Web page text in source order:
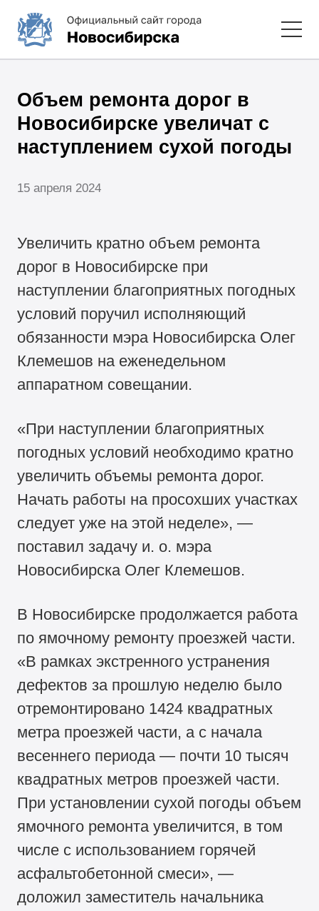
Объем ремонта дорог в
Новосибирске увеличат с
наступлением сухой погоды
15 апреля 2024
Увеличить кратно объем ремонта
дорог в Новосибирске при
наступлении благоприятных погодных
условий поручил исполняющий
обязанности мэра Новосибирска Олег
Клемешов на еженедельном
аппаратном совещании.
«При наступлении благоприятных
погодных условий необходимо кратно
увеличить объемы ремонта дорог.
Начать работы на просохших участках
следует уже на этой неделе», —
поставил задачу и. о. мэра
Новосибирска Олег Клемешов.
В Новосибирске продолжается работа
по ямочному ремонту проезжей части.
«В рамках экстренного устранения
дефектов за прошлую неделю было
отремонтировано 1424 квадратных
метра проезжей части, а с начала
весеннего периода — почти 10 тысяч
квадратных метров проезжей части.
При установлении сухой погоды объем
ямочного ремонта увеличится, в том
числе с использованием горячей
асфальтобетонной смеси», —
доложил заместитель начальника